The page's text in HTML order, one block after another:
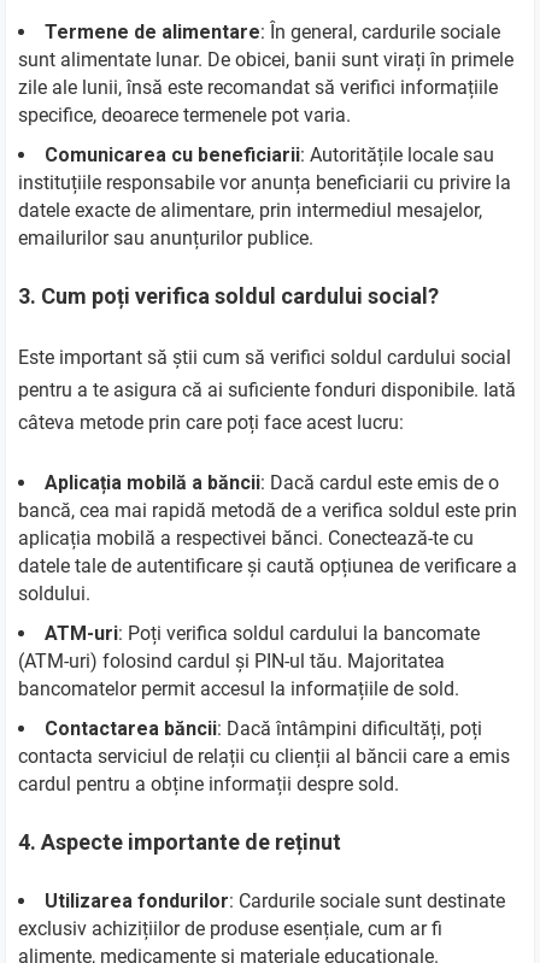
Termene de alimentare: În general, cardurile sociale
sunt alimentate lunar. De obicei, banii sunt virați în primele
zile ale lunii, însă este recomandat să verifici informațiile
specifice, deoarece termenele pot varia.
Comunicarea cu beneficiarii: Autoritățile locale sau
instituțiile responsabile vor anunța beneficiarii cu privire la
datele exacte de alimentare, prin intermediul mesajelor,
emailurilor sau anunțurilor publice.
3. Cum poți verifica soldul cardului social?
Este important să știi cum să verifici soldul cardului social
pentru a te asigura că ai suficiente fonduri disponibile. Iată
câteva metode prin care poți face acest lucru:
Aplicația mobilă a băncii: Dacă cardul este emis de o
bancă, cea mai rapidă metodă de a verifica soldul este prin
aplicația mobilă a respectivei bănci. Conectează-te cu
datele tale de autentificare și caută opțiunea de verificare a
soldului.
ATM-uri: Poți verifica soldul cardului la bancomate
(ATM-uri) folosind cardul și PIN-ul tău. Majoritatea
bancomatelor permit accesul la informațiile de sold.
Contactarea băncii: Dacă întâmpini dificultăți, poți
contacta serviciul de relații cu clienții al băncii care a emis
cardul pentru a obține informații despre sold.
4.Aspecte importante de reținut
Utilizarea fondurilor: Cardurile sociale sunt destinate
exclusiv achizițiilor de produse esențiale, cum ar fi
alimente, medicamente și materiale educaționale.